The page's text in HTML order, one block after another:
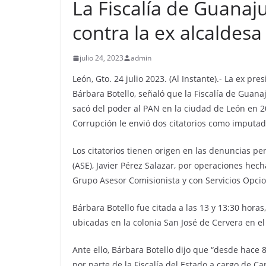
La Fiscalía de
contra la ex
julio 24, 2023 admin
León, Gto. 24 julio 2023. (Al Instante).- La ex
Bárbara Botello, señaló que la Fiscalía de
sacó del poder al PAN en la ciudad de León en
Corrupción le envió dos citatorios como
Los citatorios tienen origen en las denuncias
(ASE), Javier Pérez Salazar, por operaciones
Grupo Asesor Comisionista y con Servicios
Bárbara Botello fue citada a las 13 y 13:30
ubicadas en la colonia San José de Cervera en
Ante ello, Bárbara Botello dijo que “desde